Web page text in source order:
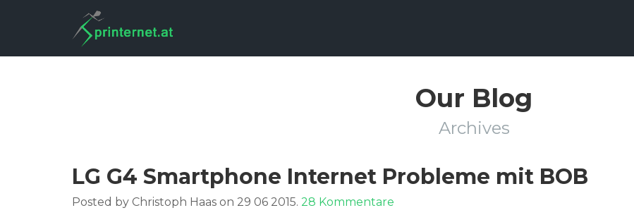
Our Blog
Archives
LG G4 Smartphone Internet Probleme mit BOB
Posted by Christoph Haas on 29 06 2015. 28 Kommentare